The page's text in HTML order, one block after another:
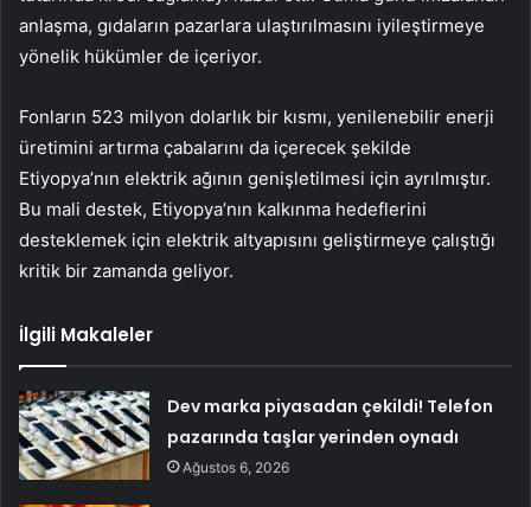
anlaşma, gıdaların pazarlara ulaştırılmasını iyileştirmeye
yönelik hükümler de içeriyor.
Fonların 523 milyon dolarlık bir kısmı, yenilenebilir enerji
üretimini artırma çabalarını da içerecek şekilde
Etiyopya’nın elektrik ağının genişletilmesi için ayrılmıştır.
Bu mali destek, Etiyopya’nın kalkınma hedeflerini
desteklemek için elektrik altyapısını geliştirmeye çalıştığı
kritik bir zamanda geliyor.
İlgili Makaleler
Dev marka piyasadan çekildi! Telefon
pazarında taşlar yerinden oynadı
Ağustos 6, 2026